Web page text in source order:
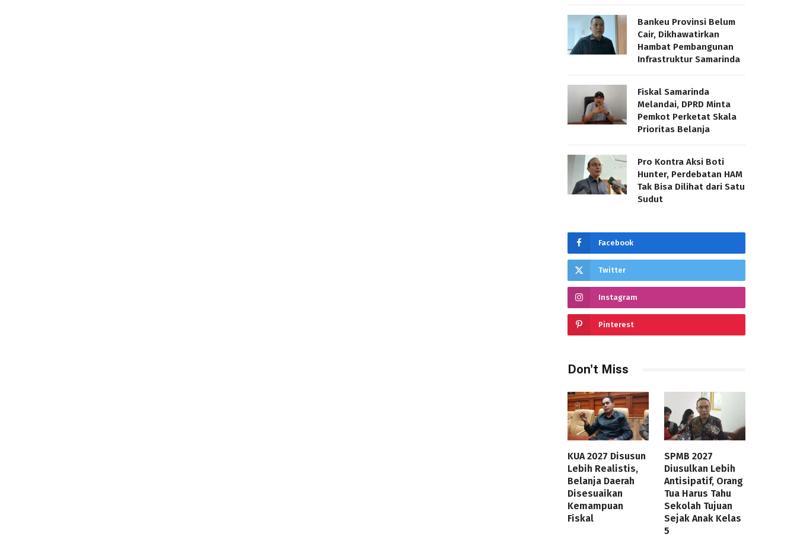
Bankeu Provinsi Belum
Cair, Dikhawatirkan
Hambat Pembangunan
Infrastruktur Samarinda
Fiskal Samarinda
Melandai, DPRD Minta
Pemkot Perketat Skala
Prioritas Belanja
Pro Kontra Aksi Boti
Hunter, Perdebatan HAM
Tak Bisa Dilihat dari Satu
Sudut
Facebook
Twitter
Instagram
Pinterest
Don't Miss
KUA 2027 Disusun
Lebih Realistis,
Belanja Daerah
Disesuaikan
Kemampuan
Fiskal
SPMB 2027
Diusulkan Lebih
Antisipatif, Orang
Tua Harus Tahu
Sekolah Tujuan
Sejak Anak Kelas
5